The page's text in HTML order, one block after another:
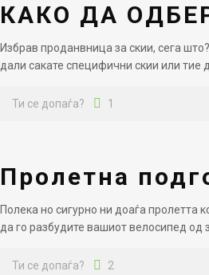
КАКО ДА
Избрав проданвница за скии, сега
дали сакате специфични скии или тие
Ти се допаѓа? 1
Пролетна
Полека но сигурно ни доаѓа пролетта
да го разбудите вашиот велосипед од
Ти се допаѓа? 2